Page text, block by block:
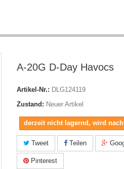
A-20G D-Day Havocs
Artikel-Nr.: DLG124119
Zustand: Neuer Artikel
derzeit nicht lagernd, wird
Tweet Teilen
Pinterest